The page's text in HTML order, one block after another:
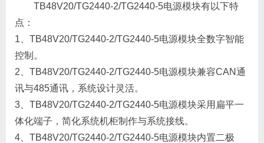
TB48V20/TG2440-2/TG2440-5电源模块有以下特
点：
1、TB48V20/TG2440-2/TG2440-5电源模块全数字智能
控制。
2、TB48V20/TG2440-2/TG2440-5电源模块兼容CAN通
讯与485通讯，系统设计灵活。
3、TB48V20/TG2440-2/TG2440-5电源模块采用扁平一
体化端子，简化系统机柜制作与系统接线。
4、TB48V20/TG2440-2/TG2440-5电源模块内置二极